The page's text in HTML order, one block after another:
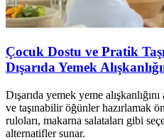
Çocuk Dostu ve Pratik
Dışarıda Yemek
Dışarıda yemek yeme
ve taşınabilir öğünler hazırlamak
ruloları, makarna salataları gibi
alternatifler sunar.